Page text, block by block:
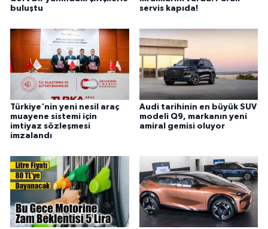
buluştu
servis kapıda!
Türkiye'nin yeni nesil araç
muayene sistemi için
imtiyaz sözleşmesi
imzalandı
Audi tarihinin en büyük SUV
modeli Q9, markanın yeni
amiral gemisi oluyor